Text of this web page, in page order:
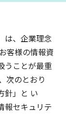
は、企業理念
客様の情報資
うことが最重
次のとおり
針」と い
報セキュリテ